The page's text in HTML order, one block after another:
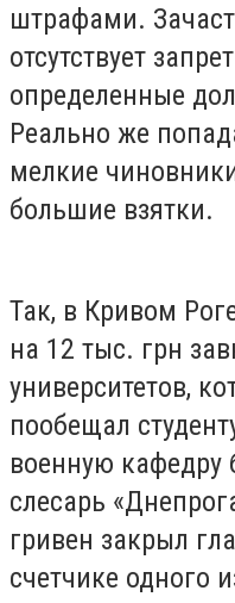
штрафами.
отсутствует
определенные
Реально же
мелкие
большие взятки.
Так, в Кривом
на 12 тыс. грн
университетов,
пообещал
военную кафедру
слесарь
гривен закрыл
счетчике одного